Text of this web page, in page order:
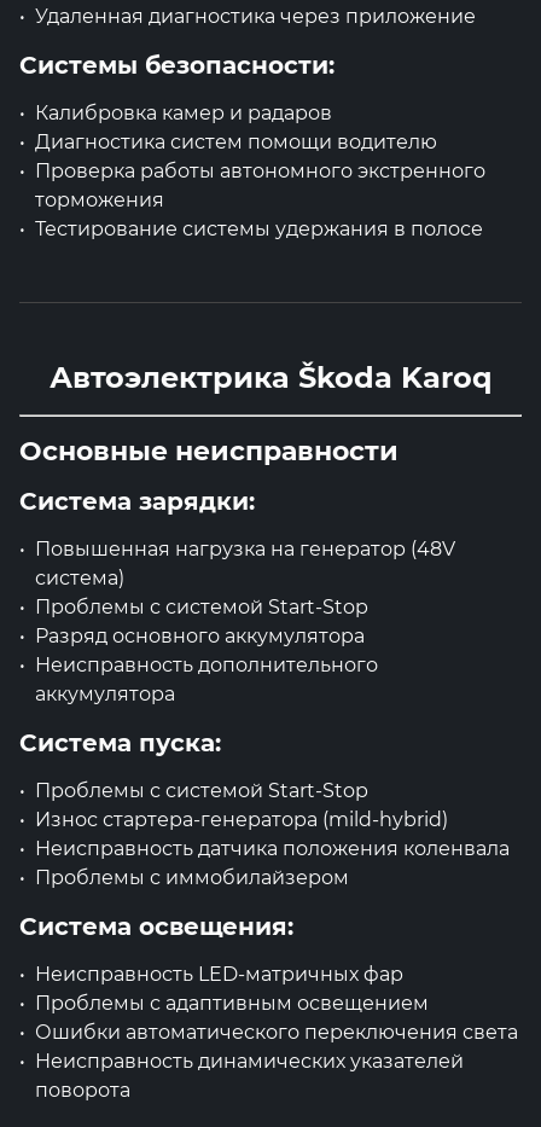
Удаленная диагностика через приложение
Системы безопасности:
Калибровка камер и радаров
Диагностика систем помощи водителю
Проверка работы автономного экстренного
торможения
Тестирование системы удержания в полосе
Автоэлектрика Škoda Karoq
Основные неисправности
Система зарядки:
Повышенная нагрузка на генератор (48V
система)
Проблемы с системой Start-Stop
Разряд основного аккумулятора
Неисправность дополнительного
аккумулятора
Система пуска:
Проблемы с системой Start-Stop
Износ стартера-генератора (mild-hybrid)
Неисправность датчика положения коленвала
Проблемы с иммобилайзером
Система освещения:
Неисправность LED-матричных фар
Проблемы с адаптивным освещением
Ошибки автоматического переключения света
Неисправность динамических указателей
поворота